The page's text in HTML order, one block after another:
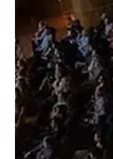
...
11 Tem 2025
TEKNOLOJİ
Sanal Dünya,